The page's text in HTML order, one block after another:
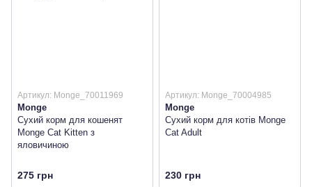
Артикул: Monge_70011969
Monge
Сухий корм для кошенят
Monge Cat Kitten з
яловичиною
275 грн
Артикул: Monge_70004985
Monge
Сухий корм для котів Monge
Cat Adult
230 грн